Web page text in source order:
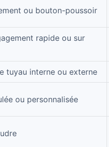
ou bouton-poussoir
rapide ou sur
tuyau interne ou externe
ou personnalisée